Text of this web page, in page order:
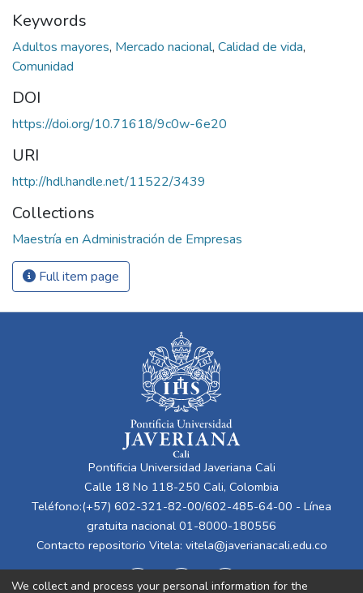
Keywords
Adultos mayores, Mercado nacional, Calidad de vida,
Comunidad
DOI
https://doi.org/10.71618/9c0w-6e20
URI
http://hdl.handle.net/11522/3439
Collections
Maestría en Administración de Empresas
Full item page
Pontificia Universidad Javeriana Cali
Calle 18 No 118-250 Cali, Colombia
Teléfono:(+57) 602-321-82-00/602-485-64-00 - Línea
gratuita nacional 01-8000-180556
Contacto repositorio Vitela: vitela@javerianacali.edu.co
We collect and process your personal information for the